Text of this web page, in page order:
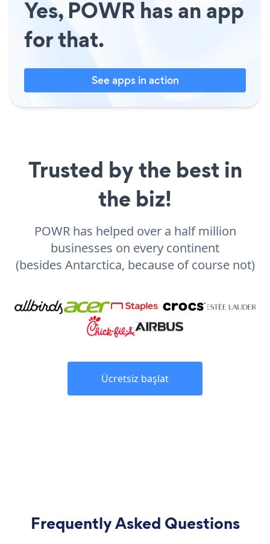
Yes, POWR has an app
for that.
See apps in action
Trusted by the best in
the biz!
POWR has helped over a half million
businesses on every continent
(besides Antarctica, because of course not)
Ücretsiz başlat
Frequently Asked Questions